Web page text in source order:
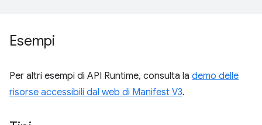
Esempi
Per altri esempi di API Runtime, consulta la demo delle
risorse accessibili dal web di Manifest V3.